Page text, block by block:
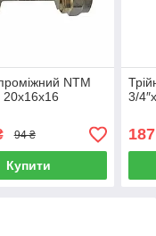
NTM
94 ₴
Купити
3/